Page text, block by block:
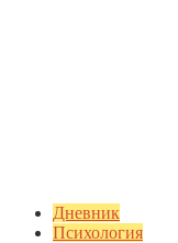
Дневник
Психология